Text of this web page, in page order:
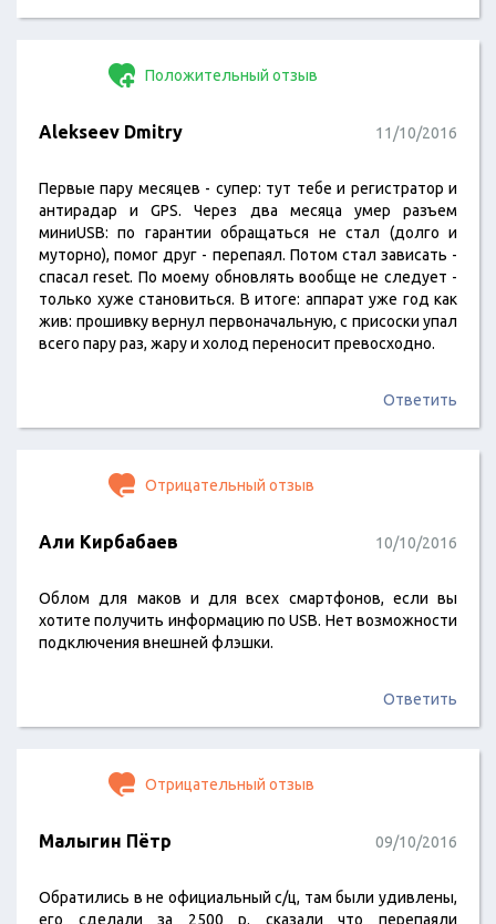
Положительный отзыв
Alekseev Dmitry 11/10/2016
Первые пару месяцев - супер: тут тебе и регистратор и
антирадар и GPS. Через два месяца умер разъем
миниUSB: по гарантии обращаться не стал (долго и
муторно), помог друг - перепаял. Потом стал зависать -
спасал reset. По моему обновлять вообще не следует -
только хуже становиться. В итоге: аппарат уже год как
жив: прошивку вернул первоначальную, с присоски упал
всего пару раз, жару и холод переносит превосходно.
Ответить
Отрицательный отзыв
Али Кирбабаев 10/10/2016
Облом для маков и для всех смартфонов, если вы
хотите получить информацию по USB. Нет возможности
подключения внешней флэшки.
Ответить
Отрицательный отзыв
Малыгин Пётр 09/10/2016
Обратились в не официальный с/ц, там были удивлены,
его сделали за 2500 р. сказали что перепаяли